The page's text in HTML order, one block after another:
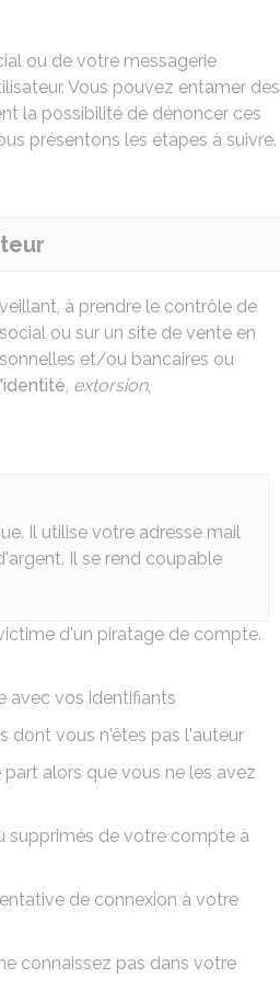
ou de votre messagerie
Vous pouvez entamer des
la possibilité de dénoncer ces
présentons les étapes à suivre.
à prendre le contrôle de
ou sur un site de vente en
et/ou bancaires ou
, extorsion,
Il utilise votre adresse mail
Il se rend coupable
d'un piratage de compte.
avec vos identifiants
dont vous n'êtes pas l'auteur
alors que vous ne les avez
supprimés de votre compte à
de connexion à votre
connaissez pas dans votre